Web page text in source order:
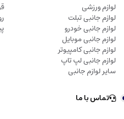
لوازم ورزشی
لوازم جانبی تبلت
لوازم جانبی خودرو
لوازم جانبی موبایل
لوازم جانبی کامپیوتر
لوازم جانبی لپ تاپ
سایر لوازم جانبی
تماس با ما